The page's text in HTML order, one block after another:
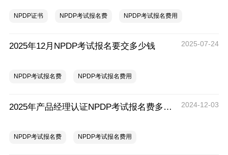
NPDP证书 NPDP考试报名费 NPDP考试报名费用
2025年12月NPDP考试报名要交多少钱 2025-07-24
NPDP考试报名费 NPDP考试报名费用
2025年产品经理认证NPDP考试报名费多少钱 2024-12-03
NPDP考试报名费 NPDP考试报名费用